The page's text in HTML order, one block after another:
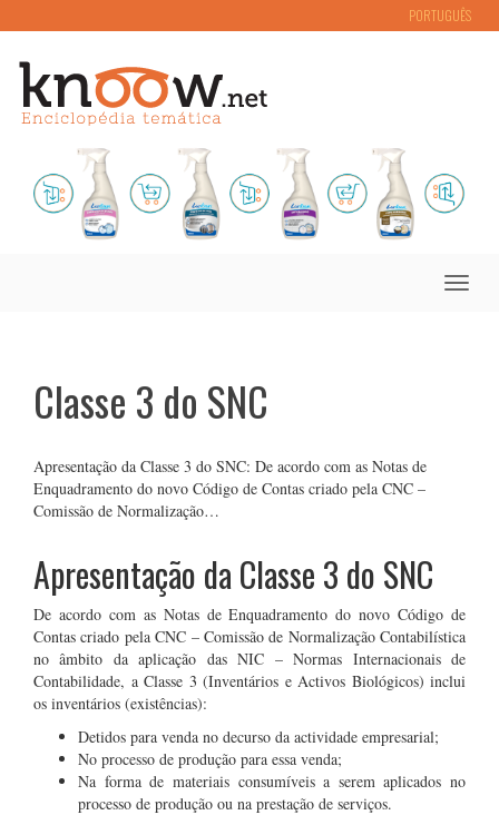
PORTUGUÊS
Toggle
Classe 3 do SNC
Apresentação da Classe 3 do SNC: De acordo com as Notas de
Enquadramento do novo Código de Contas criado pela CNC –
Comissão de Normalização…
Apresentação da Classe 3 do SNC
De acordo com as Notas de Enquadramento do novo Código de
Contas criado pela CNC – Comissão de Normalização Contabilística
no âmbito da aplicação das NIC – Normas Internacionais de
Contabilidade, a Classe 3 (Inventários e Activos Biológicos) inclui
os inventários (existências):
Detidos para venda no decurso da actividade empresarial;
No processo de produção para essa venda;
Na forma de materiais consumíveis a serem aplicados no
processo de produção ou na prestação de serviços.